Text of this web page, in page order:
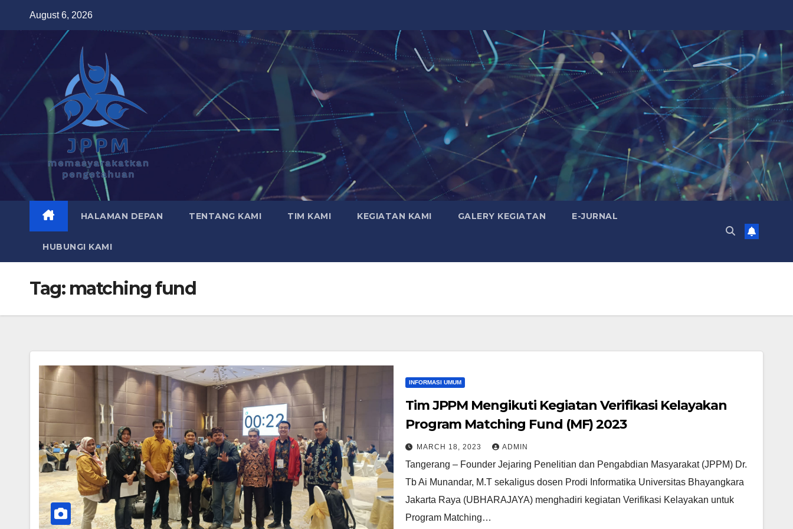
August 6, 2026
HALAMAN DEPAN TENTANG KAMI TIM KAMI KEGIATAN KAMI GALERY KEGIATAN E-JURNAL
HUBUNGI KAMI
Tag: matching fund
INFORMASI UMUM
Tim JPPM Mengikuti Kegiatan Verifikasi Kelayakan
Program Matching Fund (MF) 2023
MARCH 18, 2023 ADMIN
Tangerang – Founder Jejaring Penelitian dan Pengabdian Masyarakat (JPPM) Dr.
Tb Ai Munandar, M.T sekaligus dosen Prodi Informatika Universitas Bhayangkara
Jakarta Raya (UBHARAJAYA) menghadiri kegiatan Verifikasi Kelayakan untuk
Program Matching…